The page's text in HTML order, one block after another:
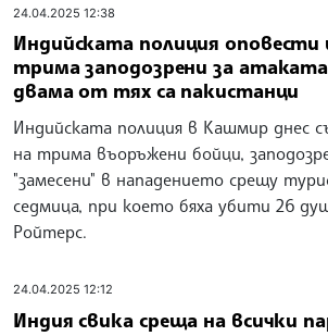
24.04.2025 12:38
Индийската полиция
трима заподозрени за
двама от тях са пакистанци
Индийската полиция в Кашмир днес
на трима въоръжени бойци,
"замесени" в нападението срещу
седмица, при което бяха убити 26
Ройтерс.
24.04.2025 12:12
Индия свика среща на всички